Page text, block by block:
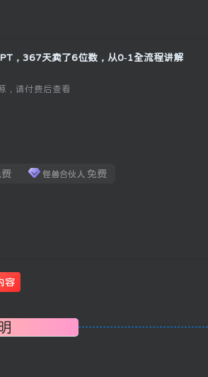
，367天卖了6位数，从0-1全流程讲解
，请付费后查看
费 怪兽合伙人 免费
容